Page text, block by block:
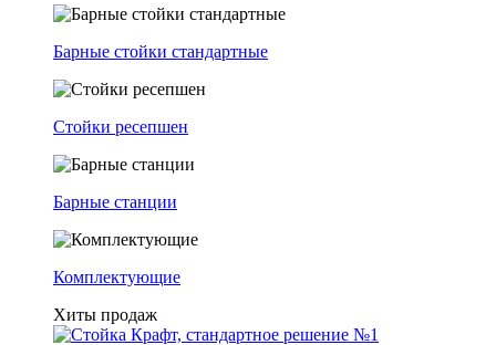
Барные стойки стандартные
Стойки ресепшен
Барные станции
Комплектующие
Хиты продаж